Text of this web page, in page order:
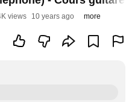
views 10 years ago more